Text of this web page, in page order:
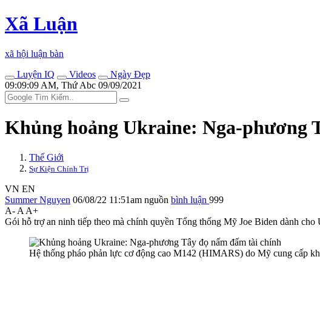
Xã Luận
xã hội luận bàn
Luyện IQ
Videos
Ngày Đẹp
09:09:09 AM, Thứ Abc 09/09/2021
Khủng hoảng Ukraine: Nga-phương
Thế Giới
Sự Kiện Chính Trị
VN EN
Summer Nguyen 06/08/22 11:51am nguồn bình luận 999
A- A A+
Gói hỗ trợ an ninh tiếp theo mà chính quyền Tổng thống Mỹ Joe Biden dành
Hệ thống pháo phản lực cơ động cao M142 (HIMARS) do Mỹ cung cấp